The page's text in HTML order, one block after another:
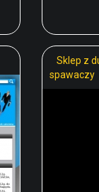
Sklep z
spawaczy